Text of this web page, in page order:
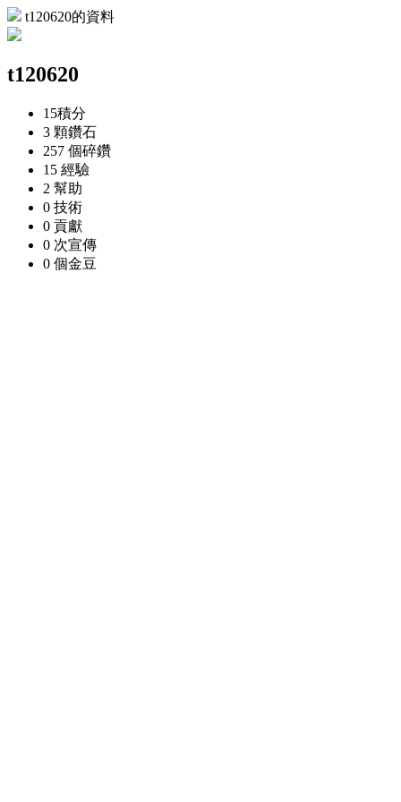
t120620的資料
t120620
15積分
3 顆鑽石
257 個碎鑽
15 經驗
2 幫助
0 技術
0 貢獻
0 次宣傳
0 個金豆